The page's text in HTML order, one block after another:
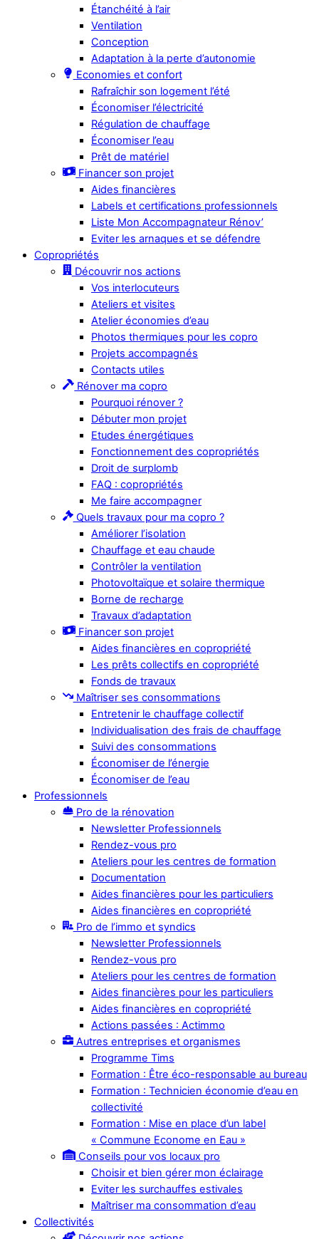
Étanchéité à l’air
Ventilation
Conception
Adaptation à la perte d’autonomie
Economies et confort
Rafraîchir son logement l’été
Économiser l’électricité
Régulation de chauffage
Économiser l’eau
Prêt de matériel
Financer son projet
Aides financières
Labels et certifications professionnels
Liste Mon Accompagnateur Rénov’
Eviter les arnaques et se défendre
Copropriétés
Découvrir nos actions
Vos interlocuteurs
Ateliers et visites
Atelier économies d’eau
Photos thermiques pour les copro
Projets accompagnés
Contacts utiles
Rénover ma copro
Pourquoi rénover ?
Débuter mon projet
Etudes énergétiques
Fonctionnement des copropriétés
Droit de surplomb
FAQ : copropriétés
Me faire accompagner
Quels travaux pour ma copro ?
Améliorer l’isolation
Chauffage et eau chaude
Contrôler la ventilation
Photovoltaïque et solaire thermique
Borne de recharge
Travaux d’adaptation
Financer son projet
Aides financières en copropriété
Les prêts collectifs en copropriété
Fonds de travaux
Maîtriser ses consommations
Entretenir le chauffage collectif
Individualisation des frais de chauffage
Suivi des consommations
Économiser de l’énergie
Économiser de l’eau
Professionnels
Pro de la rénovation
Newsletter Professionnels
Rendez-vous pro
Ateliers pour les centres de formation
Documentation
Aides financières pour les particuliers
Aides financières en copropriété
Pro de l’immo et syndics
Newsletter Professionnels
Rendez-vous pro
Ateliers pour les centres de formation
Aides financières pour les particuliers
Aides financières en copropriété
Actions passées : Actimmo
Autres entreprises et organismes
Programme Tims
Formation : Être éco-responsable au bureau
Formation : Technicien économie d’eau en
collectivité
Formation : Mise en place d’un label
« Commune Econome en Eau »
Conseils pour vos locaux pro
Choisir et bien gérer mon éclairage
Eviter les surchauffes estivales
Maîtriser ma consommation d’eau
Collectivités